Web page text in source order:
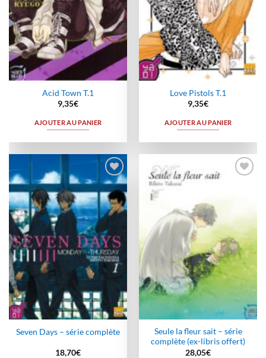
Acid Town T.1
9,35€
AJOUTER AU PANIER
Love Pistols T.1
9,35€
AJOUTER AU PANIER
Ajouter
à la
wishlist
Seven Days – série complète
18,70€
Seule la fleur sait – série
complète (ex-libris offert)
28,05€